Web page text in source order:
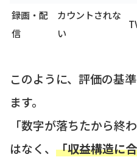
録画・配
信
カウントされな
い
このように、評価の基
ます。
「数字が落ちたから終
はなく、 「収益構造に